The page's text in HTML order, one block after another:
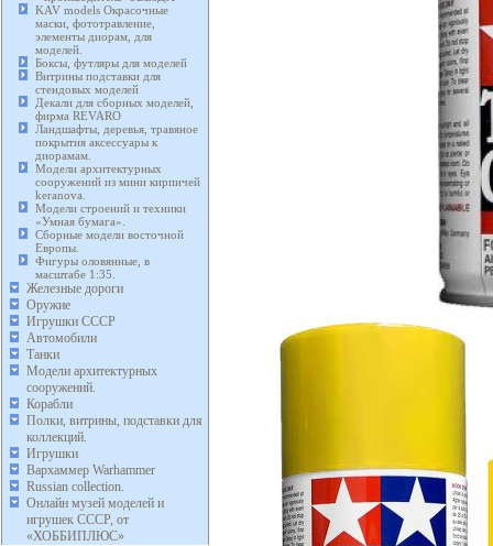
KAV models Окрасочные
маски, фототравление,
элементы диорам, для
моделей.
Боксы, футляры для моделей
Витрины подставки для
стендовых моделей
Декали для сборных моделей,
фирма REVARO
Ландшафты, деревья, травяное
покрытия аксессуары к
диорамам.
Модели архитектурных
сооружений из мини кирпичей
keranova.
Модели строений и техники
«Умная бумага».
Сборные модели восточной
Европы.
Фигуры оловянные, в
масштабе 1:35.
Железные дороги
Оружие
Игрушки СССР
Автомобили
Танки
Модели архитектурных
сооружений.
Корабли
Полки, витрины, подставки для
коллекций.
Игрушки
Вархаммер Warhammer
Russian collection.
Онлайн музей моделей и
игрушек СССР, от
«ХОББИПЛЮС»